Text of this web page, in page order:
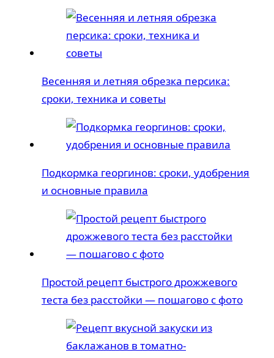
Весенняя и летняя обрезка персика:
сроки, техника и советы
Подкормка георгинов: сроки, удобрения
и основные правила
Простой рецепт быстрого дрожжевого
теста без расстойки — пошагово с фото